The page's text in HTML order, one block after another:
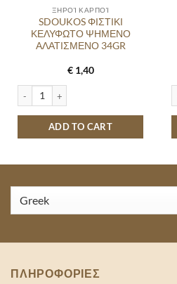
ΞΗΡΟΊ ΚΑΡΠΟΊ
SDOUKOS ΦΙΣΤΙΚΙ
ΚΕΛΥΦΩΤΟ ΨΗΜΕΝΟ
ΑΛΑΤΙΣΜΕΝΟ 34GR
€1,40
SDOUKOS ΦΙΣΤΙΚΙ ΚΕΛΥΦΩΤΟ
ADD TO CART
100GR quantity
ΠΛΗΡΟΦΟΡΙΕΣ